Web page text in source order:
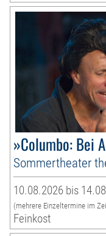
»Columbo: Bei
Sommertheater
10.08.2026 bis
(mehrere Einzeltermine im
Feinkost